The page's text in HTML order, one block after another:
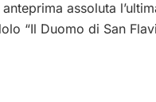
assoluta
“Il Duomo di San